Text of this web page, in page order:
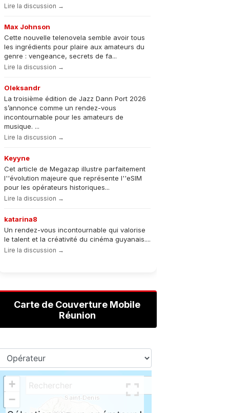
Lire la discussion →
Max Johnson
Cette nouvelle telenovela semble avoir tous
les ingrédients pour plaire aux amateurs du
genre : vengeance, secrets de fa...
Lire la discussion →
Oleksandr
La troisième édition de Jazz Dann Port 2026
s’annonce comme un rendez-vous
incontournable pour les amateurs de
musique. ...
Lire la discussion →
Keyyne
Cet article de Megazap illustre parfaitement
l''évolution majeure que représente l''eSIM
pour les opérateurs historiques...
Lire la discussion →
katarina8
Un rendez-vous incontournable qui valorise
le talent et la créativité du cinéma guyanais....
Lire la discussion →
Carte de Couverture Mobile
Réunion